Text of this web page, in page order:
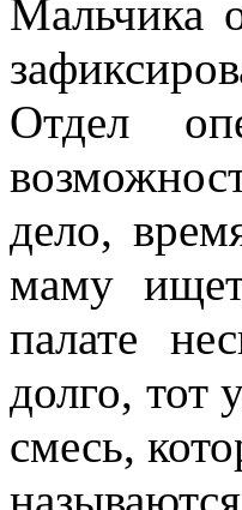
Мальчика
Отдел
дело,
маму
палате
долго, тот
смесь,